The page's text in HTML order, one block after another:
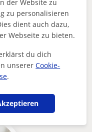
Melden
Tiengen
Waldshut-
könnten
der Website zu
zu personalisieren
dient auch dazu,
Webseite zu bieten.
du dich
unsererCookie-
.